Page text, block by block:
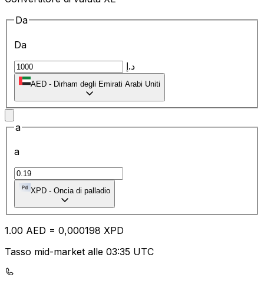
Da
Da
د.إ
AED - Dirham degli Emirati Arabi Uniti
a
a
XPD - Oncia di palladio
1.00 AED = 0,000198 XPD
Tasso mid-market alle 03:35 UTC